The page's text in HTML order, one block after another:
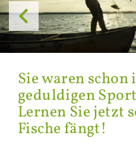

Sie waren
ge­dul­di­gen
Ler­nen Sie jetzt
Fi­sche fängt!